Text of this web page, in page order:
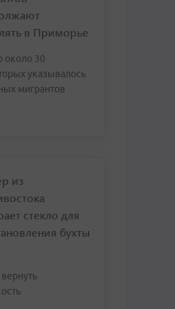
в Приморье
около 30
указывалось
мигрантов
из
стекло для
бухты